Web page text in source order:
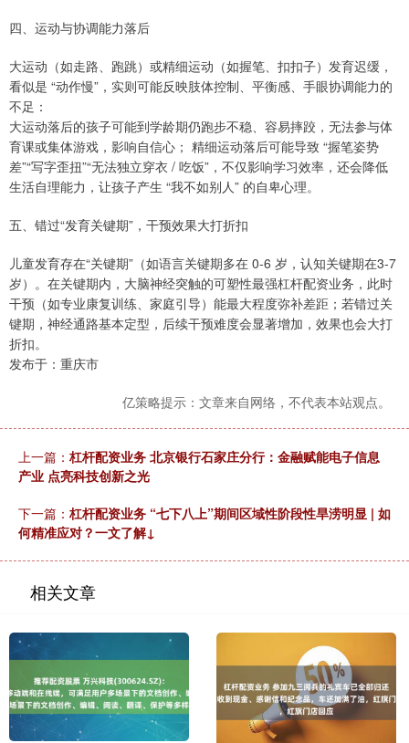
四、运动与协调能力落后
大运动（如走路、跑跳）或精细运动（如握笔、扣扣子）发育迟缓，
看似是 “动作慢”，实则可能反映肢体控制、平衡感、手眼协调能力的
不足：
大运动落后的孩子可能到学龄期仍跑步不稳、容易摔跤，无法参与体
育课或集体游戏，影响自信心； 精细运动落后可能导致 “握笔姿势
差”“写字歪扭”“无法独立穿衣 / 吃饭”，不仅影响学习效率，还会降低
生活自理能力，让孩子产生 “我不如别人” 的自卑心理。
五、错过“发育关键期”，干预效果大打折扣
儿童发育存在“关键期”（如语言关键期多在 0-6 岁，认知关键期在3-7
岁）。在关键期内，大脑神经突触的可塑性最强杠杆配资业务，此时
干预（如专业康复训练、家庭引导）能最大程度弥补差距；若错过关
键期，神经通路基本定型，后续干预难度会显著增加，效果也会大打
折扣。
发布于：重庆市
亿策略提示：文章来自网络，不代表本站观点。
上一篇： 杠杆配资业务 北京银行石家庄分行：金融赋能电子信息
产业 点亮科技创新之光
下一篇： 杠杆配资业务 “七下八上”期间区域性阶段性旱涝明显 | 如
何精准应对？一文了解↓
相关文章